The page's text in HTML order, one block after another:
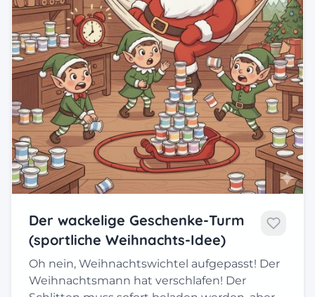
Der wackelige Geschenke-Turm
(sportliche Weihnachts-Idee)
Oh nein, Weihnachtswichtel aufgepasst! Der
Weihnachtsmann hat verschlafen! Der